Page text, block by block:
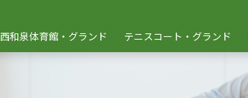
西和泉体育館・グランド テニスコート・グランド